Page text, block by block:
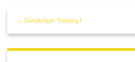
← Ganzkörper Training I